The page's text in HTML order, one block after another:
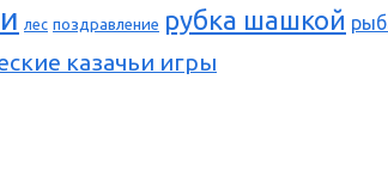
лес поздравление рубка шашкой
казачьи игры